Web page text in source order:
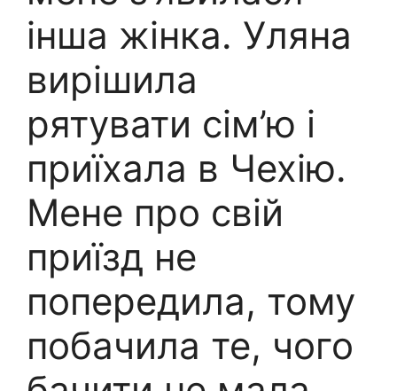
інша жінка. Уляна
вирішила
рятувати сім’ю і
приїхала в Чехію.
Мене про свій
приїзд не
попередила, тому
побачила те, чого